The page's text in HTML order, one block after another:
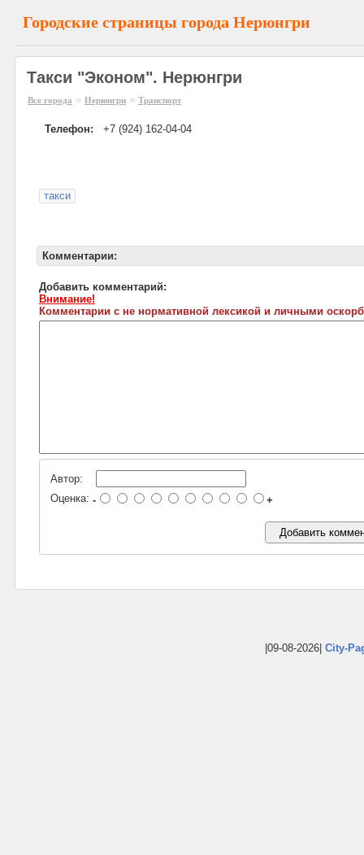
Городские страницы города Нерюнгри
Такси "Эконом". Нерюнгри
Все города » Нерюнгри » Транспорт
Телефон: +7 (924) 162-04-04
такси
Комментарии:
Добавить комментарий:
Внимание!
Комментарии с не нормативной лексикой и личными
Автор:
Оценка: - +
|09-08-2026| City-